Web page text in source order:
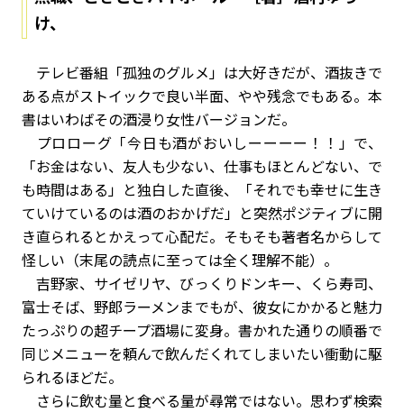
け、
テレビ番組「孤独のグルメ」は大好きだが、酒抜きで
ある点がストイックで良い半面、やや残念でもある。本
書はいわばその酒浸り女性バージョンだ。
プロローグ「今日も酒がおいしーーーー！！」で、
「お金はない、友人も少ない、仕事もほとんどない、で
も時間はある」と独白した直後、「それでも幸せに生き
ていけているのは酒のおかげだ」と突然ポジティブに開
き直られるとかえって心配だ。そもそも著者名からして
怪しい（末尾の読点に至っては全く理解不能）。
吉野家、サイゼリヤ、びっくりドンキー、くら寿司、
富士そば、野郎ラーメンまでもが、彼女にかかると魅力
たっぷりの超チープ酒場に変身。書かれた通りの順番で
同じメニューを頼んで飲んだくれてしまいたい衝動に駆
られるほどだ。
さらに飲む量と食べる量が尋常ではない。思わず検索